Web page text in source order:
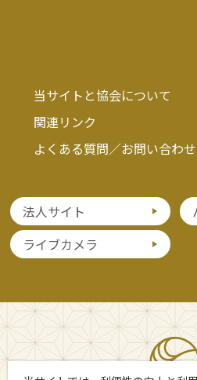
当サイトと協会について
関連リンク
よくある質問／お問い合わせ
法人サイト
ライブカメラ